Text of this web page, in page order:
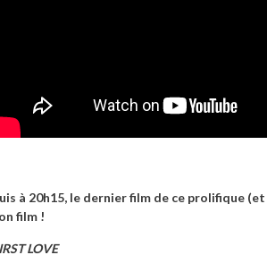
à 20h15, le dernier film de ce prolifique
film !
LOVE